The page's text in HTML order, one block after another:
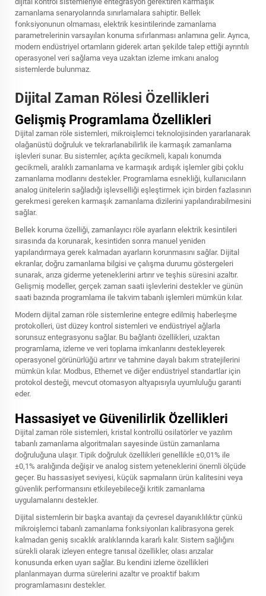
zamanlama senaryolarında sınırlamalara sahiptir. Bellek
fonksiyonunun olmaması, elektrik kesintilerinde zamanlama
parametrelerinin varsayılan konuma sıfırlanması anlamına gelir. Ayrıca,
modern endüstriyel ortamların giderek artan şekilde talep ettiği ayrıntılı
operasyonel veri sağlama veya uzaktan izleme imkanı analog
sistemlerde bulunmaz.
Dijital Zaman Rölesi Özellikleri
Gelişmiş Programlama Özellikleri
Dijital zaman röle sistemleri, mikroişlemci teknolojisinden yararlanarak
olağanüstü doğruluk ve tekrarlanabilirlik ile karmaşık zamanlama
işlevleri sunar. Bu sistemler, açıkta gecikmeli, kapalı konumda
gecikmeli, aralıklı zamanlama ve karmaşık ardışık işlemler gibi çoklu
zamanlama modlarını destekler. Programlama esnekliği, kullanıcıların
analog ünitelerin sağladığı işlevselliği eşleştirmek için birden fazlasının
gerekmesi gereken karmaşık zamanlama dizilerini yapılandırabilmesini
sağlar.
Bellek koruma özelliği, zamanlayıcı röle ayarların elektrik kesintileri
sırasında da korunarak, kesintiden sonra manuel yeniden
yapılandırmaya gerek kalmadan ayarların korunmasını sağlar. Dijital
ekranlar, doğru zamanlama bilgisi ve çalışma durumu göstergeleri
sunarak, arıza giderme yeteneklerini artırır ve teşhis süresini azaltır.
Gelişmiş modeller, gerçek zaman saati işlevlerini destekler ve günün
saati bazında programlama ile takvim tabanlı işlemleri mümkün kılar.
Modern dijital zaman röle sistemlerine entegre edilmiş haberleşme
protokolleri, üst düzey kontrol sistemleri ve endüstriyel ağlarla
sorunsuz entegrasyonu sağlar. Bu bağlantı özellikleri, uzaktan
programlama, izleme ve veri toplama imkanlarını destekleyerek
operasyonel görünürlüğü artırır ve tahmine dayalı bakım stratejilerini
mümkün kılar. Modbus, Ethernet ve diğer endüstriyel standartlar için
protokol desteği, mevcut otomasyon altyapısıyla uyumluluğu garanti
eder.
Hassasiyet ve Güvenilirlik Özellikleri
Dijital zaman röle sistemleri, kristal kontrollü osilatörler ve yazılım
tabanlı zamanlama algoritmaları sayesinde üstün zamanlama
doğruluğuna ulaşır. Tipik doğruluk özellikleri genellikle ±0,01% ile
±0,1% aralığında değişir ve analog sistem yeteneklerini önemli ölçüde
geçer. Bu hassasiyet seviyesi, küçük sapmaların ürün kalitesini veya
güvenlik performansını etkileyebileceği kritik zamanlama
uygulamalarını destekler.
Dijital sistemlerin bir başka avantajı da çevresel dayanıklılıktır çünkü
mikroişlemci tabanlı zamanlama fonksiyonları kalibrasyona gerek
kalmadan geniş sıcaklık aralıklarında kararlı kalır. Sistem sağlığını
sürekli olarak izleyen entegre tanısal özellikler, olası arızalar
konusunda erken uyarı sağlar. Bu kendini izleme özellikleri
planlanmayan durma sürelerini azaltır ve proaktif bakım
programlamasını destekler.